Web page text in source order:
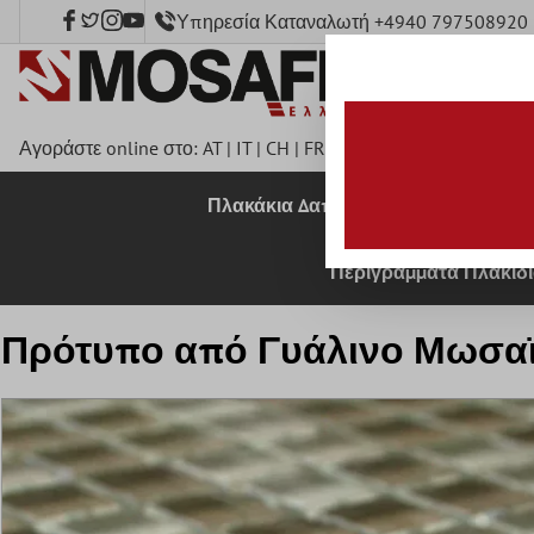
περιεχόμενο Υπηρεσία Καταναλωτή +4940 797508920
Αγοράστε online στο: AT| IT| CH | FR
Πλακάκια Δαπέδου
Περιγράμματα
Πρότυπο από Γυάλινο